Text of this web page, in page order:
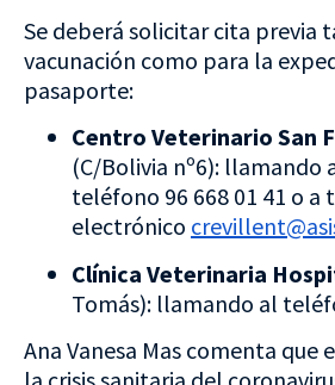
Se deberá solicitar cita previa
vacunación como para la
pasaporte:
Centro Veterinario San
(C/Bolivia nº6): llamando
teléfono 96 668 01 41 o a
electrónico
Clínica Veterinaria
Tomás): llamando al
Ana Vanesa Mas comenta que